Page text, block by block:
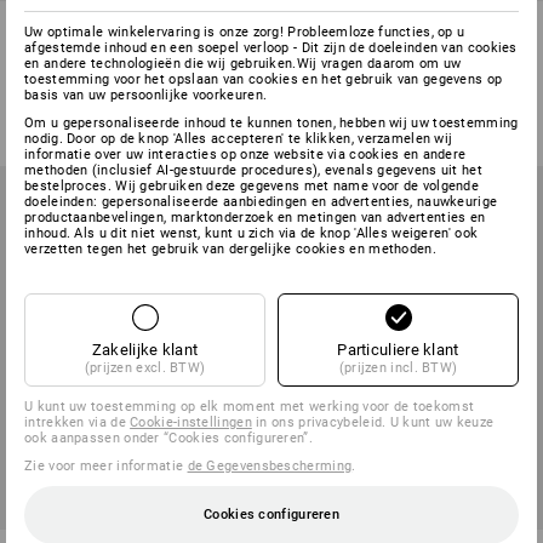
LED-staafzaklantaarn XPE
Unbreakable
variant
v.a. € 19,24
(incl. BTW) v.a. 10 stuks
LED - zaklampen
2 uitvoeringen
(incl. BTW) v.a. 10 stuks
Uw optimale winkelervaring is onze zorg! Probleemloze functies, op u
afgestemde inhoud en een soepel verloop - Dit zijn de doeleinden van cookies
en andere technologieën die wij gebruiken.Wij vragen daarom om uw
toestemming voor het opslaan van cookies en het gebruik van gegevens op
basis van uw persoonlijke voorkeuren.
Om u gepersonaliseerde inhoud te kunnen tonen, hebben wij uw toestemming
nodig. Door op de knop 'Alles accepteren' te klikken, verzamelen wij
informatie over uw interacties op onze website via cookies en andere
methoden (inclusief AI-gestuurde procedures), evenals gegevens uit het
bestelproces. Wij gebruiken deze gegevens met name voor de volgende
doeleinden: gepersonaliseerde aanbiedingen en advertenties, nauwkeurige
productaanbevelingen, marktonderzoek en metingen van advertenties en
inhoud. Als u dit niet wenst, kunt u zich via de knop 'Alles weigeren' ook
verzetten tegen het gebruik van dergelijke cookies en methoden.
Zakelijke klant
(prijzen excl. BTW)
Particuliere klant
(prijzen incl. BTW)
U kunt uw toestemming op elk moment met werking voor de toekomst
intrekken via deCookie-instellingenin ons privacybeleid. U kunt uw keuze
ook aanpassen onder “Cookies configureren”.
Zie voor meer informatie de Gegevensbescherming
Cookies configureren